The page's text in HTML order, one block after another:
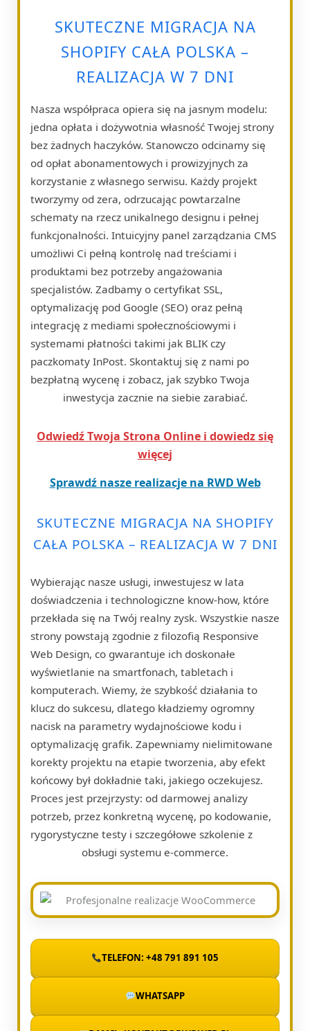
SKUTECZNE MIGRACJA NA
SHOPIFY CAŁA POLSKA –
REALIZACJA W 7 DNI
Nasza współpraca opiera się na jasnym modelu:
jedna opłata i dożywotnia własność Twojej strony
bez żadnych haczyków. Stanowczo odcinamy się
od opłat abonamentowych i prowizyjnych za
korzystanie z własnego serwisu. Każdy projekt
tworzymy od zera, odrzucając powtarzalne
schematy na rzecz unikalnego designu i pełnej
funkcjonalności. Intuicyjny panel zarządzania CMS
umożliwi Ci pełną kontrolę nad treściami i
produktami bez potrzeby angażowania
specjalistów. Zadbamy o certyfikat SSL,
optymalizację pod Google (SEO) oraz pełną
integrację z mediami społecznościowymi i
systemami płatności takimi jak BLIK czy
paczkomaty InPost. Skontaktuj się z nami po
bezpłatną wycenę i zobacz, jak szybko Twoja
inwestycja zacznie na siebie zarabiać.
Odwiedź Twoja Strona Online i dowiedz się
więcej
Sprawdź nasze realizacje na RWD Web
SKUTECZNE MIGRACJA NA SHOPIFY
CAŁA POLSKA – REALIZACJA W 7 DNI
Wybierając nasze usługi, inwestujesz w lata
doświadczenia i technologiczne know-how, które
przekłada się na Twój realny zysk. Wszystkie nasze
strony powstają zgodnie z filozofią Responsive
Web Design, co gwarantuje ich doskonałe
wyświetlanie na smartfonach, tabletach i
komputerach. Wiemy, że szybkość działania to
klucz do sukcesu, dlatego kładziemy ogromny
nacisk na parametry wydajnościowe kodu i
optymalizację grafik. Zapewniamy nielimitowane
korekty projektu na etapie tworzenia, aby efekt
końcowy był dokładnie taki, jakiego oczekujesz.
Proces jest przejrzysty: od darmowej analizy
potrzeb, przez konkretną wycenę, po kodowanie,
rygorystyczne testy i szczegółowe szkolenie z
obsługi systemu e-commerce.
TELEFON: +48 791 891 105
WHATSAPP